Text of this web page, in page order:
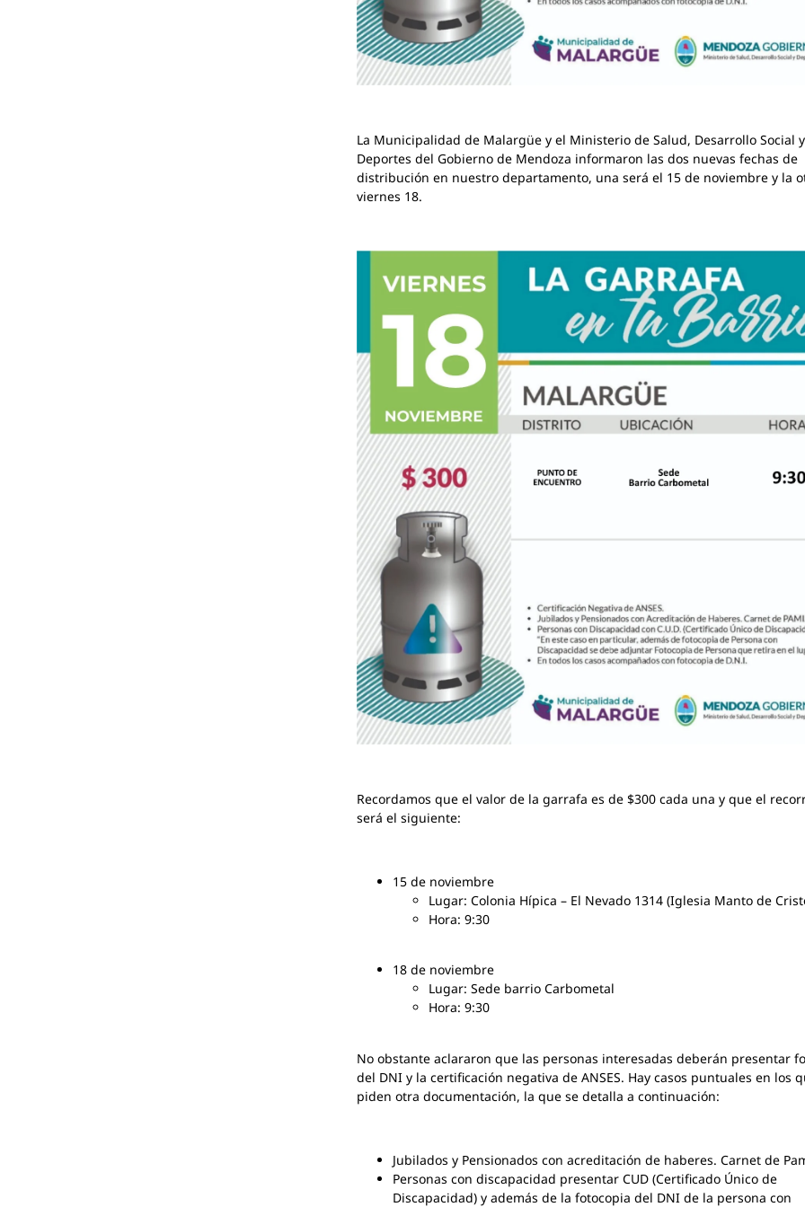
La Municipalidad de Malargüe y el Ministerio de Salud, Desarrollo Social y
Deportes del Gobierno de Mendoza informaron las dos nuevas fechas de
distribución en nuestro departamento, una será el 15 de noviembre y la
viernes 18.
Recordamos que el valor de la garrafa es de $300 cada una y que el
será el siguiente:
15 de noviembre
Lugar: Colonia Hípica – El Nevado 1314 (Iglesia Manto de
Hora: 9:30
18 de noviembre
Lugar: Sede barrio Carbometal
Hora: 9:30
No obstante aclararon que las personas interesadas deberán presentar
del DNI y la certificación negativa de ANSES. Hay casos puntuales en los
piden otra documentación, la que se detalla a continuación:
Jubilados y Pensionados con acreditación de haberes. Carnet de
Personas con discapacidad presentar CUD (Certificado Único de
Discapacidad) y además de la fotocopia del DNI de la persona con